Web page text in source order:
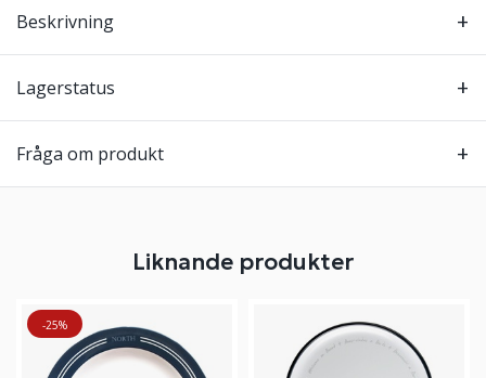
Beskrivning
Lagerstatus
Fråga om produkt
Liknande produkter
-25%